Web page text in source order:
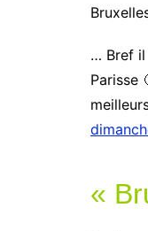
… Bref il
Parisse
«